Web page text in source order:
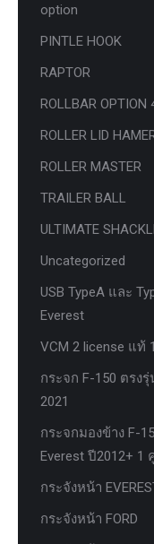
option
PINTLE HOOK
RAPTOR
ROLLBAR OPTION
ROLLER LID
ROLLER MASTER
TRAILER BALL
ULTIMATE
Uncategorized
USB TypeA และ
Everest
VCM 2 license แท้ 1
กระจก F-150 ตรงรุ่
2021
กระจกมองข้าง F-
Everest ปี2012+ 1
กระจังหน้า
กระจังหน้า FORD